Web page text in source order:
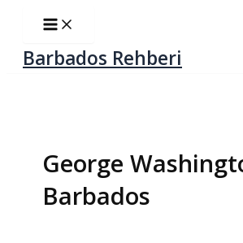
Main
Menu
Barbados Rehberi
George
Barbados